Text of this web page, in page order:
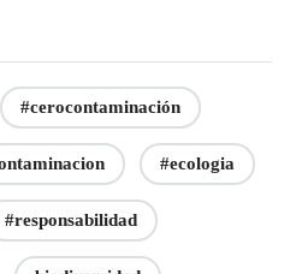
#cerocontaminación
#ecologia
#responsabilidad